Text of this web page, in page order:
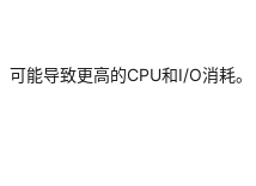
能导致更高的CPU和I/O消耗。